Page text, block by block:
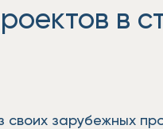
в
зарубежных